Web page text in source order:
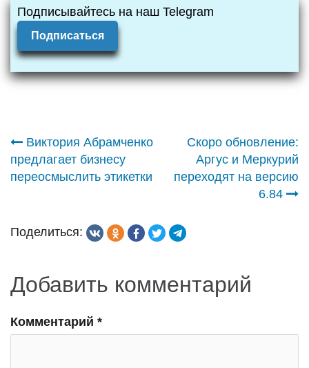
Подписывайтесь на наш Telegram
Подписаться
Навигация
по
Виктория Абрамченко
предлагает бизнесу
переосмыслить этикетки
Скоро обновление:
Аргус и Меркурий
переходят на версию
6.84
Поделиться:
Добавить комментарий
Комментарий *